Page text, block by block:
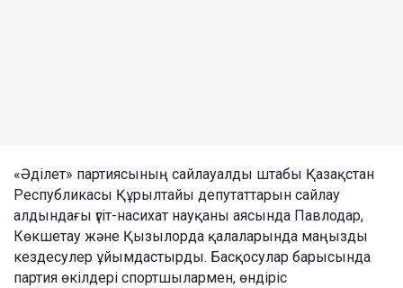
«Әділет» партиясының сайлауалды штабы Қазақстан
Республикасы Құрылтайы депутаттарын сайлау
алдындағы үгіт-насихат науқаны аясында Павлодар,
Көкшетау және Қызылорда қалаларында маңызды
кездесулер ұйымдастырды. Басқосулар барысында
партия өкілдері спортшылармен, өндіріс